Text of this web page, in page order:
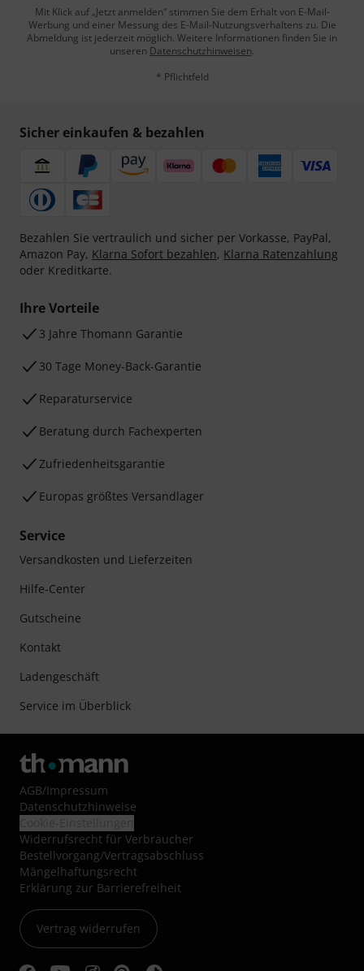
Mit Klick auf „Jetzt anmelden“ stimmen Sie dem Erhalt von E-Mail-
Werbung und einer Messung des E-Mail-Nutzungsverhaltens zu. Die
Abmeldung ist jederzeit möglich. Weitere Informationen finden Sie in
unseren Datenschutzhinweisen.
* Pflichtfeld
Sicher einkaufen & bezahlen
Bezahlen Sie vertraulich und sicher per Vorkasse, PayPal,
Amazon Pay, Klarna Sofort bezahlen, Klarna Ratenzahlung
oder Kreditkarte.
Ihre Vorteile
3 Jahre Thomann Garantie
30 Tage Money-Back-Garantie
Reparaturservice
Beratung durch Fachexperten
Zufriedenheitsgarantie
Europas größtes Versandlager
Service
Versandkosten und Lieferzeiten
Hilfe-Center
Gutscheine
Kontakt
Ladengeschäft
Service im Überblick
AGB/Impressum
Datenschutzhinweise
Widerrufsrecht für Verbraucher
Bestellvorgang/Vertragsabschluss
Mängelhaftungsrecht
Erklärung zur Barrierefreiheit
Vertrag widerrufen